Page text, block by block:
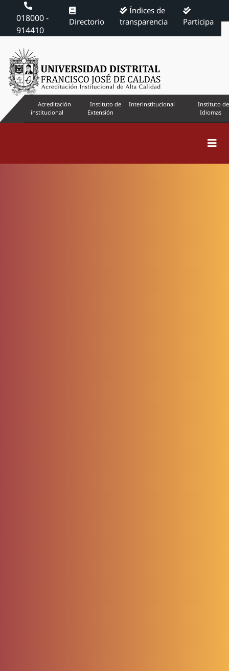
018000 -
914410
Directorio
Índices de
transparencia
Participa
Acreditación
institucional
Instituto de
Extensión
Interinstitucional
Instituto de
Idiomas